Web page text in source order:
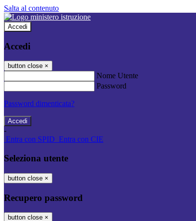
Salta al contenuto
Accedi
Accedi
button close ×
Nome Utente
Password
Password dimenticata?
-
Entra con SPID Entra con CIE
Seleziona utente
button close ×
Recupero password
button close ×